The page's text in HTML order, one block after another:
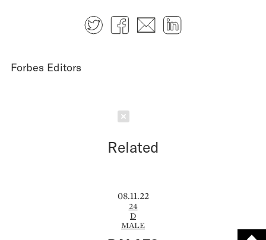
TwitterFacebook
E-mail
Forbes Editors
Related
08.11.22
24
D
MALE